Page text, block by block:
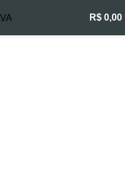
R$ 0,00